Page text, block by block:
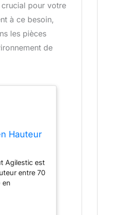
crucial pour votre
à ce besoin,
les pièces
de
Hauteur
Agilestic est
entre 70
en